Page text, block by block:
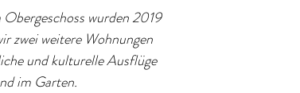
wurden 2019
zwei weitere Wohnungen
und kulturelle Ausflüge
im Garten.